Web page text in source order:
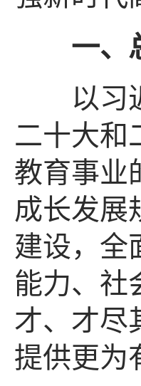
一、
以习近
二十大和
教育事业
成长发展
建设，全
能力、社
才、才尽
提供更为